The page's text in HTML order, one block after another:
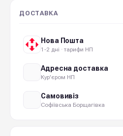
ДОСТАВКА
Нова Пошта
1-2 дні · тарифи НП
Адресна доставка
Кур'єром НП
Самовивіз
Софіївська Борщагівка